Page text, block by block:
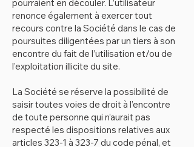
pourraient en découler. L’utilisateur
renonce également à exercer tout
recours contre la Société dans le cas de
poursuites diligentées par un tiers à son
encontre du fait de l’utilisation et/ou de
l’exploitation illicite du site.
La Société se réserve la possibilité de
saisir toutes voies de droit à l’encontre
de toute personne qui n’aurait pas
respecté les dispositions relatives aux
articles 323-1 à 323-7 du code pénal, et